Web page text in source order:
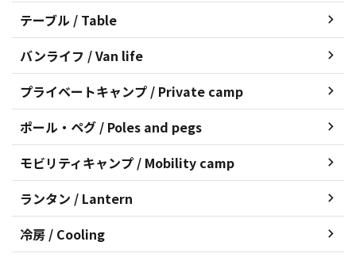
テーブル / Table
バンライフ / Van life
プライベートキャンプ / Private camp
ポール・ペグ / Poles and pegs
モビリティキャンプ / Mobility camp
ランタン / Lantern
冷房 / Cooling